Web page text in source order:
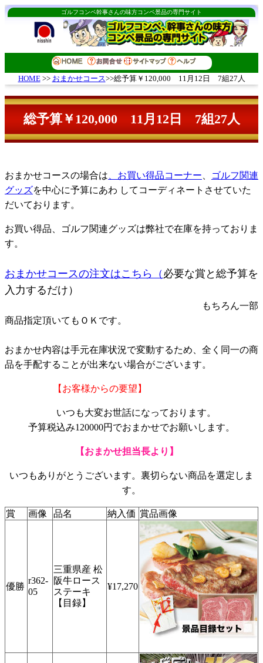
ゴルフコンペ幹事さんの味方コンペ景品の専門サイト
HOME>> おまかせコース>>総予算￥120,000 11月12日 7組27人
総予算￥120,000 11月12日 7組27人
おまかせコースの場合は 、お買い得品コーナー
ゴルフ関連
グッズを中心に予算にあわ してコーディネートさせていた
だいております。
お買い得品、ゴルフ関連グッズは弊社で在庫を持っておりま
す。
おまかせコースの注文はこちら（ 必要な賞と総予算を
入力するだけ）
もちろん一部
商品指定頂いてもＯＫです。
おまかせ内容は手元在庫状況で変動するため、全く同一の商
品を手配することが出来ない場合がございます。
【お客様からの要望】
いつも大変お世話になっております。
予算税込み120000円でおまかせでお願いします。
【おまかせ担当長より】
いつもありがとうございます。裏切らない商品を選定しま
す。
賞 画像 品名 納入価 賞品画像
優勝
r362-
05
三重県産 松
阪牛ロース
ステーキ
【目録】
¥17,270